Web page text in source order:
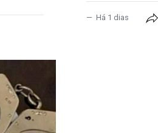
Há 1 dias